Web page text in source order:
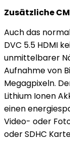
Zusätzliche
Auch das
DVC 5.5 HDMI
unmittelbarer
Aufnahme von
Megagpixeln.
Lithium Ionen
einen
Video- oder
oder SDHC